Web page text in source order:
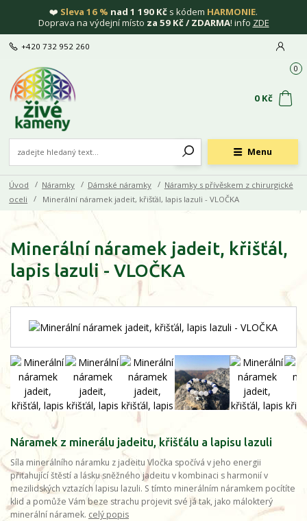
❤️ Sleva 16 % nad 1 190 Kč s kódem HARMONIE.
Doprava na výdejní místo za 59 Kč / ZDARMA! info ZDE
Menu
+420 732 952 260
0
0 Kč
Úvod Náramky Dámské náramky
Náramky s přívěskem z chirurgické
oceli
Minerální náramek jadeit, křišťál, lapis lazuli - VLOČKA
Minerální náramek jadeit, křišťál,
lapis lazuli - VLOČKA
Náramek z minerálu jadeitu, křišťálu a lapisu lazuli
Síla minerálního náramku z jadeitu Vločka spočívá v jeho energii
přitahující štěstí a lásku sněžného jadeitu v kombinaci s harmonií v
mezilidských vztazích lapisu lazuli. S tímto minerálním náramkem pocítíte
klid a pomůže Vám beze strachu projevit své já tak, jako málokterý
minerální náramek. celý popis